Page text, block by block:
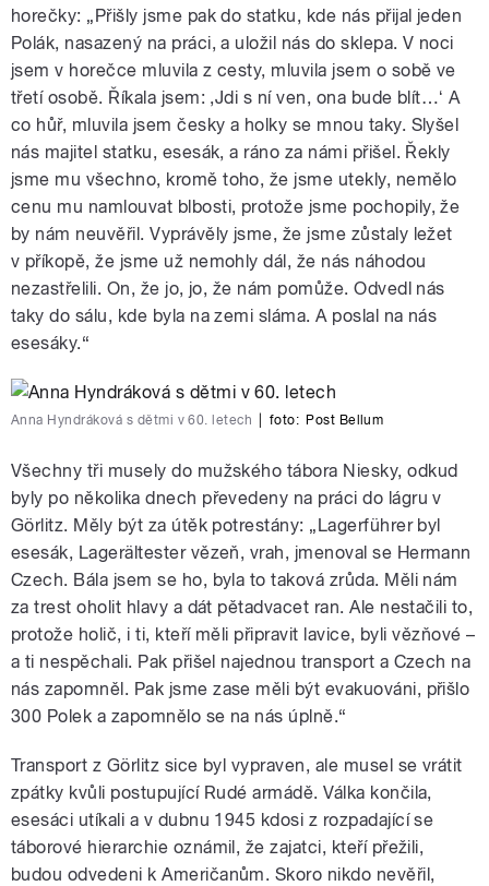
horečky: „Přišly jsme pak do statku, kde nás přijal jeden
Polák, nasazený na práci, a uložil nás do sklepa. V noci
jsem v horečce mluvila z cesty, mluvila jsem o sobě ve
třetí osobě. Říkala jsem: ,Jdi s ní ven, ona bude blít…ʻ A
co hůř, mluvila jsem česky a holky se mnou taky. Slyšel
nás majitel statku, esesák, a ráno za námi přišel. Řekly
jsme mu všechno, kromě toho, že jsme utekly, nemělo
cenu mu namlouvat blbosti, protože jsme pochopily, že
by nám neuvěřil. Vyprávěly jsme, že jsme zůstaly ležet
v příkopě, že jsme už nemohly dál, že nás náhodou
nezastřelili. On, že jo, jo, že nám pomůže. Odvedl nás
taky do sálu, kde byla na zemi sláma. A poslal na nás
esesáky.“
Anna Hyndráková s dětmi v 60. letech foto: Post Bellum
Všechny tři musely do mužského tábora Niesky, odkud
byly po několika dnech převedeny na práci do lágru v
Görlitz. Měly být za útěk potrestány: „Lagerführer byl
esesák, Lagerältester vězeň, vrah, jmenoval se Hermann
Czech. Bála jsem se ho, byla to taková zrůda. Měli nám
za trest oholit hlavy a dát pětadvacet ran. Ale nestačili to,
protože holič, i ti, kteří měli připravit lavice, byli vězňové –
a ti nespěchali. Pak přišel najednou transport a Czech na
nás zapomněl. Pak jsme zase měli být evakuováni, přišlo
300 Polek a zapomnělo se na nás úplně.“
Transport z Görlitz sice byl vypraven, ale musel se vrátit
zpátky kvůli postupující Rudé armádě. Válka končila,
esesáci utíkali a v dubnu 1945 kdosi z rozpadající se
táborové hierarchie oznámil, že zajatci, kteří přežili,
budou odvedeni k Američanům. Skoro nikdo nevěřil,